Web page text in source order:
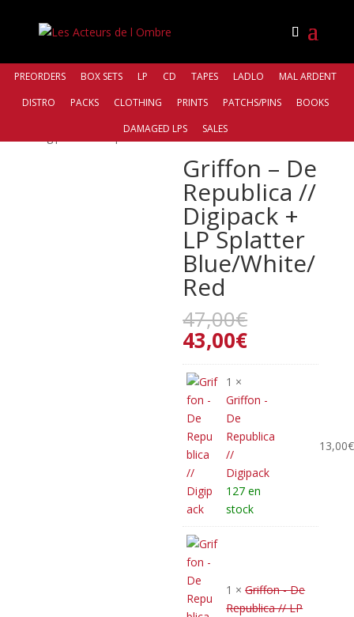
PREORDERS BOX SETS LP CD TAPES LADLO
MAL ARDENT
DISTRO
PACKS CLOTHING PRINTS PATCHS/PINS
BOOKS
DAMAGED LPS
SALES
Digipack + LP Splatter Blue/White/Red
Griffon – De
Republica //
Digipack +
LP Splatter
Blue/White/
Red
47,00€
était :
47,00€.
43,00€Le
prix
est :
43,00€.
1 ×
Griffon -
De
Republica
//
Digipack
127 en
stock
13,00€
1 ×Griffon - De
Republica // LP